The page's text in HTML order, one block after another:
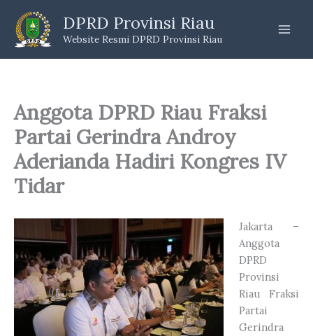
content
DPRD Provinsi Riau
Website Resmi DPRD Provinsi Riau
Anggota DPRD Riau Fraksi
Partai Gerindra Androy
Aderianda Hadiri Kongres IV
Tidar
Jakarta –
Anggota
DPRD
Provinsi
Riau Fraksi
Partai
Gerindra